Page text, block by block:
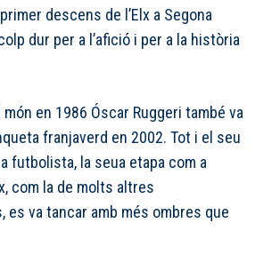
descens de l’Elx a Segona
dur per a l’afició i per a la història
en 1986 Óscar Ruggeri també va
franjaverd en 2002. Tot i el seu
futbolista, la seua etapa com a
com la de molts altres
es va tancar amb més ombres que